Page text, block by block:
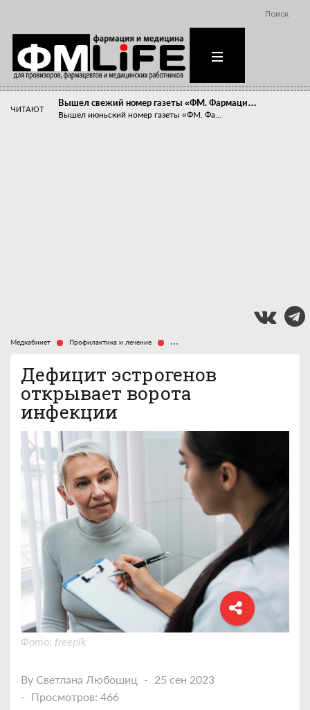
Поиск
ЧИТАЮТ
Вышел свежий номер газеты «ФМ. Фармаци…
Вышел июньский номер газеты «ФМ. Фа...
Медкабинет Профилактика и лечение Дефицит эстрогенов открывает ворота
Дефицит эстрогенов
открывает ворота
инфекции
Фото: freepik
By Светлана Любошиц
25 сен 2023
Просмотров: 466